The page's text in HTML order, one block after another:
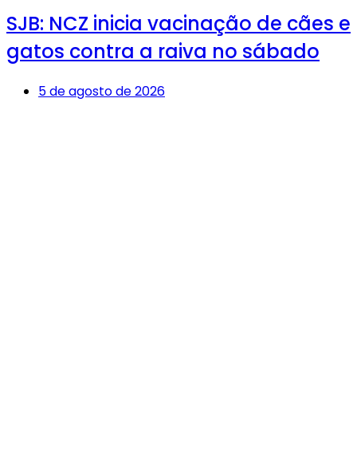
SJB: NCZ inicia vacinação de cães e
gatos contra a raiva no sábado
5 de agosto de 2026